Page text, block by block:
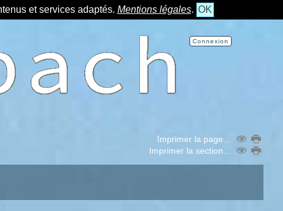
et services adaptés. Mentions légales. OK
Imprimer la page...
Imprimer la section...
Connexion